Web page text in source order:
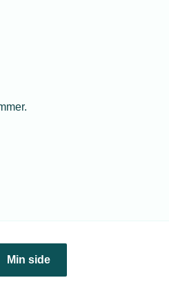
Min side
større gennemsigtighed.
& aktiviteter
TEKNIQ